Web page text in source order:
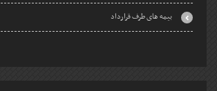
بیمه های طرف قرارداد